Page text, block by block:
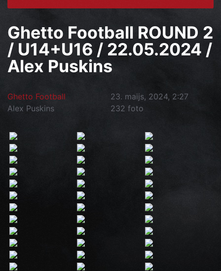
Ghetto Football ROUND 2
/ U14+U16 / 22.05.2024 /
Alex Puskins
Ghetto Football
23. maijs, 2024, 2:27
Alex Puskins
232 foto